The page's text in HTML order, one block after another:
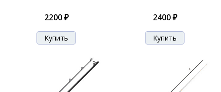
2200 ₽ 2400 ₽